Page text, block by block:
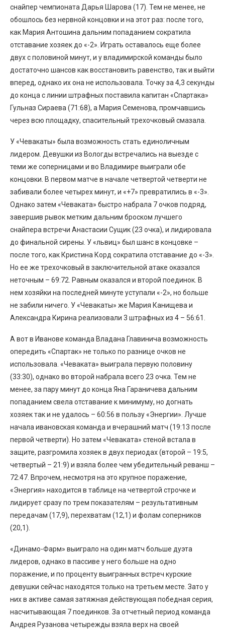
снайпер чемпионата Дарья Шарова (17). Тем не менее, не
обошлось без нервной концовки и на этот раз: после того,
как Мария Антошина дальним попаданием сократила
отставание хозяек до «-2». Играть оставалось еще более
двух с половиной минут, и у владимирской команды было
достаточно шансов как восстановить равенство, так и выйти
вперед, однако их она не использовала. Точку за 4,3 секунды
до конца с линии штрафных поставила капитан «Спартака»
Гульназ Сираева (71:68), а Мария Семенова, промчавшись
через всю площадку, спасительный трехочковый смазала.
У «Чевакаты» была возможность стать единоличным
лидером. Девушки из Вологды встречались на выезде с
теми же соперницами и во Владимире выиграли обе
концовки. В первом матче в начале четвертой четверти не
забивали более четырех минут, и «+7» превратились в «-3».
Однако затем «Чеваката» быстро набрала 7 очков подряд,
завершив рывок метким дальним броском лучшего
снайпера встречи Анастасии Сущик (23 очка), и лидировала
до финальной сирены. У «львиц» был шанс в концовке –
после того, как Кристина Корд сократила отставание до «-3».
Но ее же трехочковый в заключительной атаке оказался
неточным – 69:72. Равным оказался и второй поединок. В
нем хозяйки на последней минуте уступали «-2», но больше
не забили ничего. У «Чевакаты» же Мария Канищева и
Александра Кирина реализовали 3 штрафных из 4 – 56:61.
А вот в Иванове команда Владана Главинича возможность
опередить «Спартак» не только по разнице очков не
использовала. «Чеваката» выиграла первую половину
(33:30), однако во второй набрала всего 23 очка. Тем не
менее, за пару минут до конца Яна Гараничева дальним
попаданием свела отставание к минимуму, но догнать
хозяек так и не удалось – 60:56 в пользу «Энергии». Лучше
начала ивановская команда и вчерашний матч (19:13 после
первой четверти). Но затем «Чеваката» стеной встала в
защите, разгромила хозяек в двух периодах (второй – 19:5,
четвертый – 21:9) и взяла более чем убедительный реванш –
72:47. Впрочем, несмотря на это крупное поражение,
«Энергия» находится в таблице на четвертой строчке и
лидирует сразу по трем показателям – результативным
передачам (17,9), перехватам (12,1) и фолам соперников
(20,1).
«Динамо-Фарм» выиграло на один матч больше дуэта
лидеров, однако в пассиве у него больше на одно
поражение, и по проценту выигранных встреч курские
девушки сейчас находятся только на третьем месте. Зато у
них в активе самая затяжная действующая победная серия,
насчитывающая 7 поединков. За отчетный период команда
Андрея Рузанова четырежды взяла верх на своей